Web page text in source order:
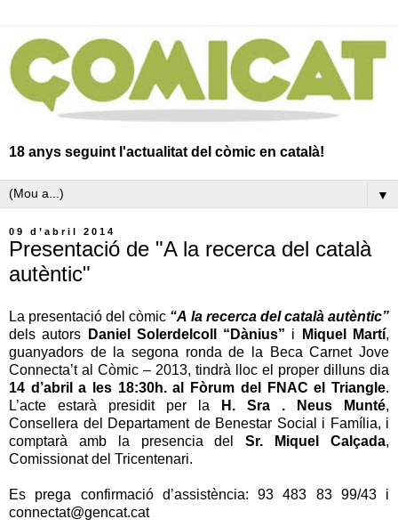
18 anys seguint l'actualitat del còmic en català!
▼
09 d’abril 2014
Presentació de "A la recerca del català
autèntic"
La presentació del còmic “A la recerca del català autèntic”
dels autors
Daniel Solerdelcoll “Dànius” i Miquel Martí,
guanyadors de la segona ronda de la Beca Carnet Jove
Connecta’t al Còmic – 2013, tindrà lloc el proper dilluns dia
14 d’abril a les 18:30h. al Fòrum del FNAC el Triangle.
L’acte estarà presidit per la
H. Sra . Neus Munté,
Consellera del Departament de Benestar Social i Família, i
comptarà amb la presencia delSr. Miquel Calçada,
Comissionat del Tricentenari.
Es prega confirmació d’assistència: 93 483 83 99/43 i
connectat@gencat.cat